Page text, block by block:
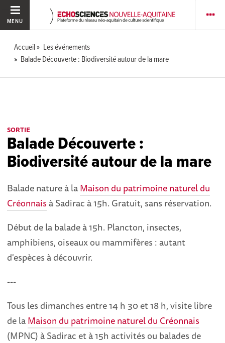
MENU
Accueil
Les événements
Balade Découverte : Biodiversité autour de la mare
SORTIE
Balade Découverte :
Biodiversité autour de la mare
Balade nature à laMaison du patrimoine naturel du
Créonnaisà Sadirac à 15h. Gratuit, sans réservation.
Début de la balade à 15h. Plancton, insectes,
amphibiens, oiseaux ou mammifères : autant
d'espèces à découvrir.
---
Tous les dimanches entre 14 h 30 et 18 h, visite libre
de laMaison du patrimoine naturel du Créonnais
(MPNC) à Sadirac et à 15h activités ou balades de